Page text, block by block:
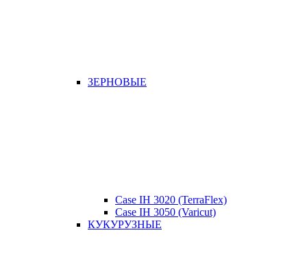
ЗЕРНОВЫЕ
Case IH 3020 (TerraFlex)
Case IH 3050 (Varicut)
КУКУРУЗНЫЕ